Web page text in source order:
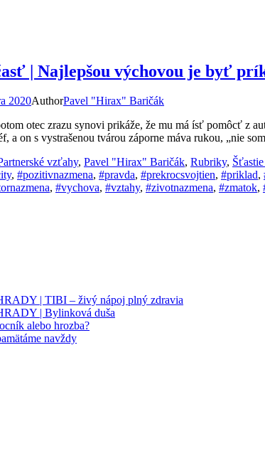
| Najlepšou výchovou je byť
2020AuthorPavel "Hirax" Baričák
otec zrazu synovi prikáže, že mu má ísť pomôcť z
a on s vystrašenou tvárou záporne máva rukou, „nie
vzťahy, Pavel "Hirax" Baričák, Rubriky,
, #pozitivnazmena, #pravda, #prekrocsvojtien, #priklad,
, #vychova, #vztahy, #zivotnazmena, #zmatok,
| TIBI – živý nápoj plný zdravia
| Bylinková duša
alebo hrozba?
navždy